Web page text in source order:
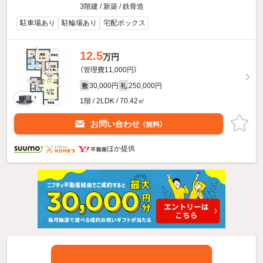
3階建 / 新築 / 鉄骨造
駐車場あり
駐輪場あり 宅配ボックス
12.5万円
（管理費11,000円）
敷 30,000円 礼 250,000円
1階 / 2LDK / 70.42㎡
お問い合わせ （無料）
ほか提供